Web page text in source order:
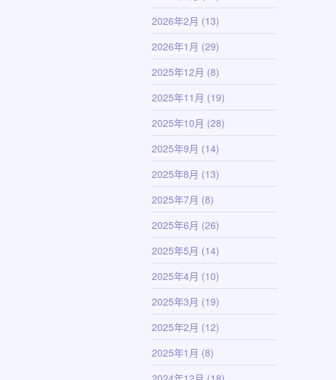
2026年2月 (13)
2026年1月 (29)
2025年12月 (8)
2025年11月 (19)
2025年10月 (28)
2025年9月 (14)
2025年8月 (13)
2025年7月 (8)
2025年6月 (26)
2025年5月 (14)
2025年4月 (10)
2025年3月 (19)
2025年2月 (12)
2025年1月 (8)